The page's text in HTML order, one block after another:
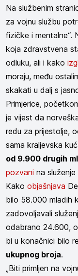
Na službenim
za vojnu službu
fizičke i mentalne“.
koja zdravstvena
odluku, ali i kako
moraju, među
skakati u dalj s
Primjerice,
je vijest da
redu za prijestolje,
sama kraljevska
od 9.900 drugih
pozvani na
Kako objašnjava
bilo 58.000 mladih
zadovoljavali
odabrano 24.600,
bi u konačnici bilo
ukupnog broja.
„Biti primljen na